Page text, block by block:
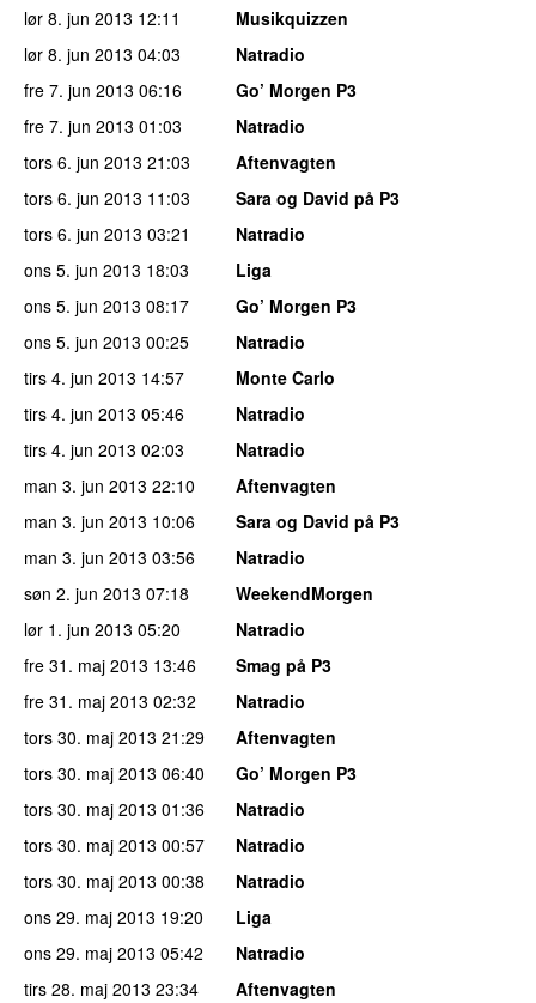
lør 8. jun 2013 12:11
Musikquizzen
lør 8. jun 2013 04:03
Natradio
fre 7. jun 2013 06:16
Go’ Morgen P3
fre 7. jun 2013 01:03
Natradio
tors 6. jun 2013 21:03
Aftenvagten
tors 6. jun 2013 11:03
Sara og David på P3
tors 6. jun 2013 03:21
Natradio
ons 5. jun 2013 18:03
Liga
ons 5. jun 2013 08:17
Go’ Morgen P3
ons 5. jun 2013 00:25
Natradio
tirs 4. jun 2013 14:57
Monte Carlo
tirs 4. jun 2013 05:46
Natradio
tirs 4. jun 2013 02:03
Natradio
man 3. jun 2013 22:10
Aftenvagten
man 3. jun 2013 10:06
Sara og David på P3
man 3. jun 2013 03:56
Natradio
søn 2. jun 2013 07:18
WeekendMorgen
lør 1. jun 2013 05:20
Natradio
fre 31. maj 2013 13:46
Smag på P3
fre 31. maj 2013 02:32
Natradio
tors 30. maj 2013 21:29
Aftenvagten
tors 30. maj 2013 06:40
Go’ Morgen P3
tors 30. maj 2013 01:36
Natradio
tors 30. maj 2013 00:57
Natradio
tors 30. maj 2013 00:38
Natradio
ons 29. maj 2013 19:20
Liga
ons 29. maj 2013 05:42
Natradio
tirs 28. maj 2013 23:34 Aftenvagten